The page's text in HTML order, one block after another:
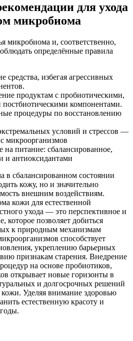
для ухода
микробиома
микробиома и, соответственно,
определённые правила
средства, избегая агрессивных
продуктам с пробиотическими,
компонентами.
процедуры по восстановлению
условий и стрессов —
микроорганизмов
питание: сбалансированное,
и антиоксидантами
сбалансированном состоянии
кожу, но и значительно
внешним воздействиям.
кожи для естественной
ухода — это перспективное и
которое позволяет добиться
к природным механизмам
способствует
укреплению барьерных
признакам старения. Внедрение
на основе пробиотиков,
открывает новые горизонты в
и долгосрочных решений
Уделяя внимание здоровью
естественную красоту и